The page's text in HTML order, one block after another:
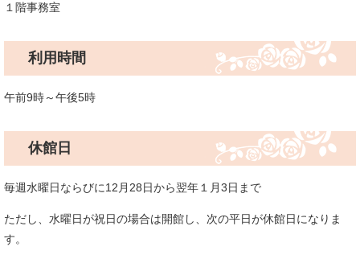
１階事務室
利用時間
午前9時～午後5時
休館日
毎週水曜日ならびに12月28日から翌年１月3日まで
ただし、水曜日が祝日の場合は開館し、次の平日が休館日になりま
す。